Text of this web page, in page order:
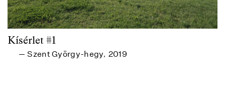
Kísérlet #1
— Szent György-hegy, 2019